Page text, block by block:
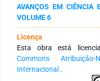
utilizadas para
destacando-se as
quitosana. Essas
perda de umidade dos
firmeza. A aplicação de
também possibilita
propriedades
AVANÇOS EM CIÊNCIA
VOLUME 6
Licença
Esta obra está
Commons Atribuição-
Internacional .